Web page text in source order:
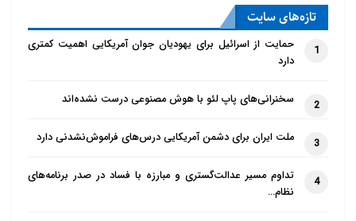
تازه‌‌های سایت
1
حمایت از اسرائیل برای یهودیان جوان آمریکایی اهمیت کمتری
دارد
2 سخنرانی‌های پاپ لئو با هوش مصنوعی درست نشده‌اند
3 ملت ایران برای دشمن آمریکایی درس‌های فراموش‌نشدنی دارد
4
تداوم مسیر عدالت‌گستری و مبارزه با فساد در صدر برنامه‌های
نظام…